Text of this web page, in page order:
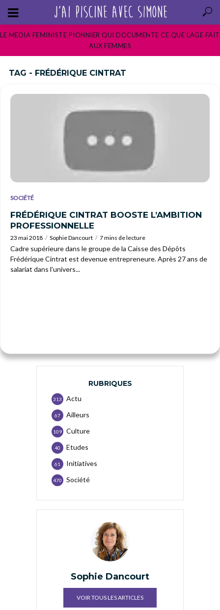
LE MEDIA FEMINISTE PIONNIER QUI DOCUMENTE CE QUE L’AGE FAIT
AUX FEMMES
TAG - FRÉDÉRIQUE CINTRAT
SOCIÉTÉ
FRÉDÉRIQUE CINTRAT BOOSTE L’AMBITION
PROFESSIONNELLE
23 mai 2018 Sophie Dancourt 7 mins de lecture
Cadre supérieure dans le groupe de la Caisse des Dépôts
Frédérique Cintrat est devenue entrepreneure. Après 27 ans de
salariat dans l’univers...
RUBRIQUES
Actu
313
Ailleurs
67
Culture
109
Etudes
40
Initiatives
61
Société
470
Sophie Dancourt
VOIR TOUS LES ARTICLES